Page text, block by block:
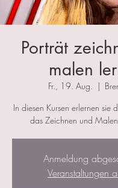
Porträt
malen
Fr., 19. Aug.
  |
In diesen Kursen erlernen sie
das Zeichnen und
Anmeldung
Veranstaltungen